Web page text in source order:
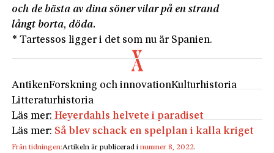
och de bästa av dina söner vilar på en strand
långt borta, döda.
* Tartessos ligger i det som nu är Spanien.
AntikenForskning och innovationKulturhistoria
Litteraturhistoria
Läs mer:Heyerdahls helvete i paradiset
Läs mer: Så blev schack en spelplan i kalla kriget
Från tidningen:Artikeln är publicerad inummer 8, 2022.